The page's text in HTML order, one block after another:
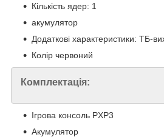
Кількість ядер: 1
акумулятор
Додаткові характеристики: ТБ-
Колір червоний
Комплектація:
Ігрова консоль PXP3
Акумулятор